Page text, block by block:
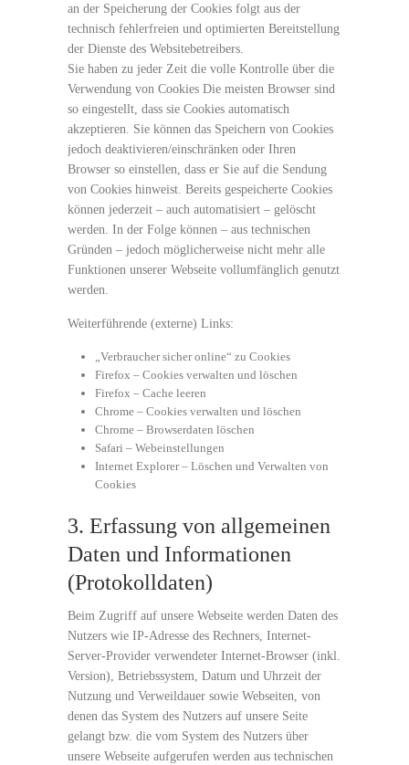
an der Speicherung der Cookies folgt aus der
technisch fehlerfreien und optimierten Bereitstellung
der Dienste des Websitebetreibers.
Sie haben zu jeder Zeit die volle Kontrolle über die
Verwendung von Cookies Die meisten Browser sind
so eingestellt, dass sie Cookies automatisch
akzeptieren. Sie können das Speichern von Cookies
jedoch deaktivieren/einschränken oder Ihren
Browser so einstellen, dass er Sie auf die Sendung
von Cookies hinweist. Bereits gespeicherte Cookies
können jederzeit – auch automatisiert – gelöscht
werden. In der Folge können – aus technischen
Gründen – jedoch möglicherweise nicht mehr alle
Funktionen unserer Webseite vollumfänglich genutzt
werden.
Weiterführende (externe) Links:
„Verbraucher sicher online“ zu Cookies
Firefox – Cookies verwalten und löschen
Firefox – Cache leeren
Chrome – Cookies verwalten und löschen
Chrome – Browserdaten löschen
Safari – Webeinstellungen
Internet Explorer – Löschen und Verwalten von
Cookies
3. Erfassung von allgemeinen
Daten und Informationen
(Protokolldaten)
Beim Zugriff auf unsere Webseite werden Daten des
Nutzers wie IP-Adresse des Rechners, Internet-
Server-Provider verwendeter Internet-Browser (inkl.
Version), Betriebssystem, Datum und Uhrzeit der
Nutzung und Verweildauer sowie Webseiten, von
denen das System des Nutzers auf unsere Seite
gelangt bzw. die vom System des Nutzers über
unsere Webseite aufgerufen werden aus technischen